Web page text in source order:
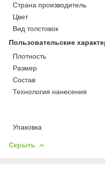
Страна производитель
Цвет
Вид толстовок
Пользовательские
Плотность
Размер
Состав
Технология нанесения
Упаковка
Скрыть